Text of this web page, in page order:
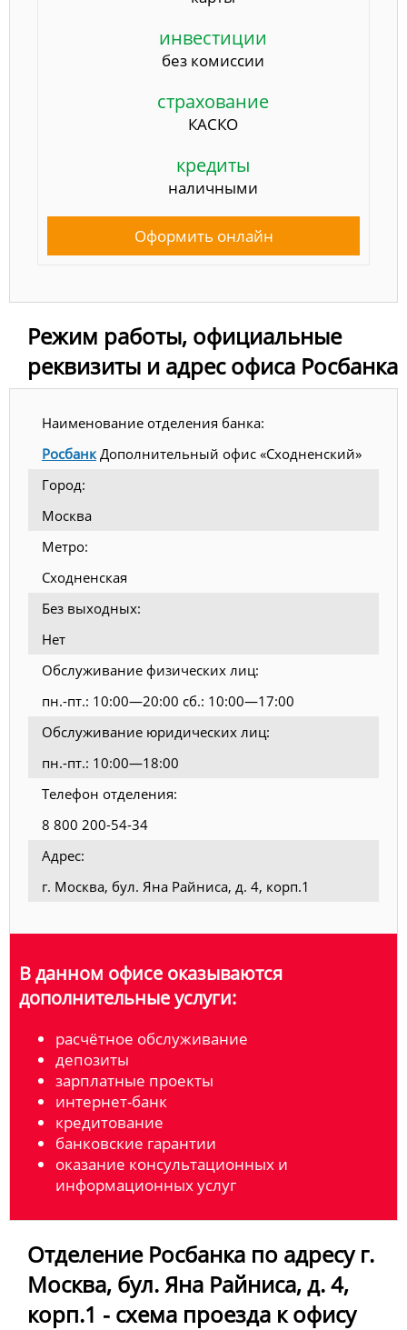
инвестиции
без комиссии
страхование
КАСКО
кредиты
наличными
Оформить онлайн
Режим работы, официальные
реквизиты и адрес офиса Росбанка
Наименование отделения банка:
РосбанкДополнительный офис «Сходненский»
Город:
Москва
Метро:
Сходненская
Без выходных:
Нет
Обслуживание физических лиц:
пн.-пт.: 10:00—20:00 сб.: 10:00—17:00
Обслуживание юридических лиц:
пн.-пт.: 10:00—18:00
Телефон отделения:
8 800 200-54-34
Адрес:
г. Москва, бул. Яна Райниса, д. 4, корп.1
В данном офисе оказываются
дополнительные услуги:
расчётное обслуживание
депозиты
зарплатные проекты
интернет-банк
кредитование
банковские гарантии
оказание консультационных и
информационных услуг
Отделение Росбанка по адресу г.
Москва, бул. Яна Райниса, д. 4,
корп.1 - схема проезда к офису